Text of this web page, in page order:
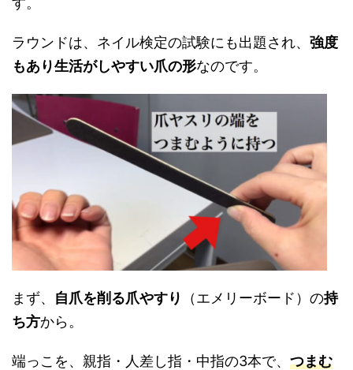
ラウンドは、ネイル検定の試験にも出題され、 強度
もあり生活がしやすい爪の形なのです。
まず、 自爪を削る爪やすり （エメリーボード）の持
ち方から。
端っこを、親指・人差し指・中指の3本で、 つまむ